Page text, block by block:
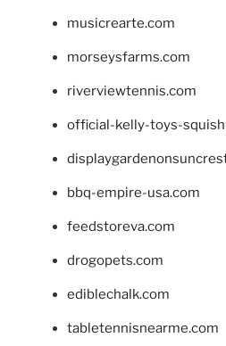
musicrearte.com
morseysfarms.com
riverviewtennis.com
official-kelly-toys-
bbq-empire-usa.com
feedstoreva.com
drogopets.com
ediblechalk.com
tabletennisnearme.com